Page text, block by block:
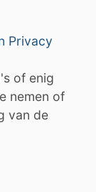
Privacy
of enig
nemen of
van de